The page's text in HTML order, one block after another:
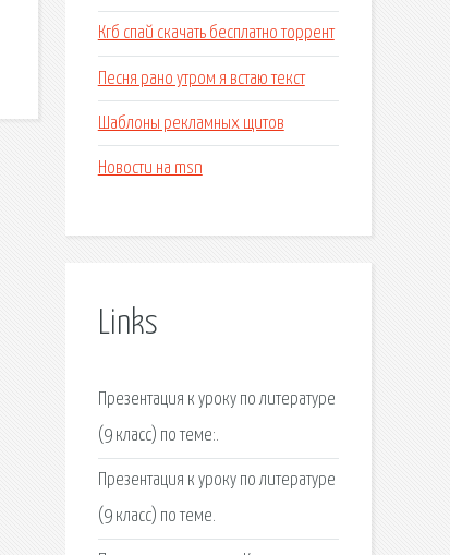
Кгб спай скачать бесплатно торрент
Песня рано утром я встаю текст
Шаблоны рекламных щитов
Новости на msn
Links
Презентация к уроку по литературе
(9 класс) по теме:.
Презентация к уроку по литературе
(9 класс) по теме.